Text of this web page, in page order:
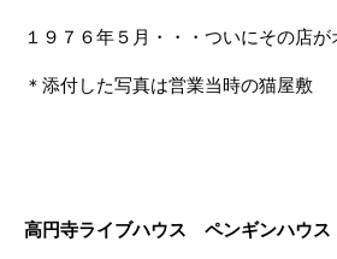
１９７６年５月・・・ついにその店が
＊添付した写真は営業当時の猫屋敷
高円寺ライブハウス ペンギンハウス